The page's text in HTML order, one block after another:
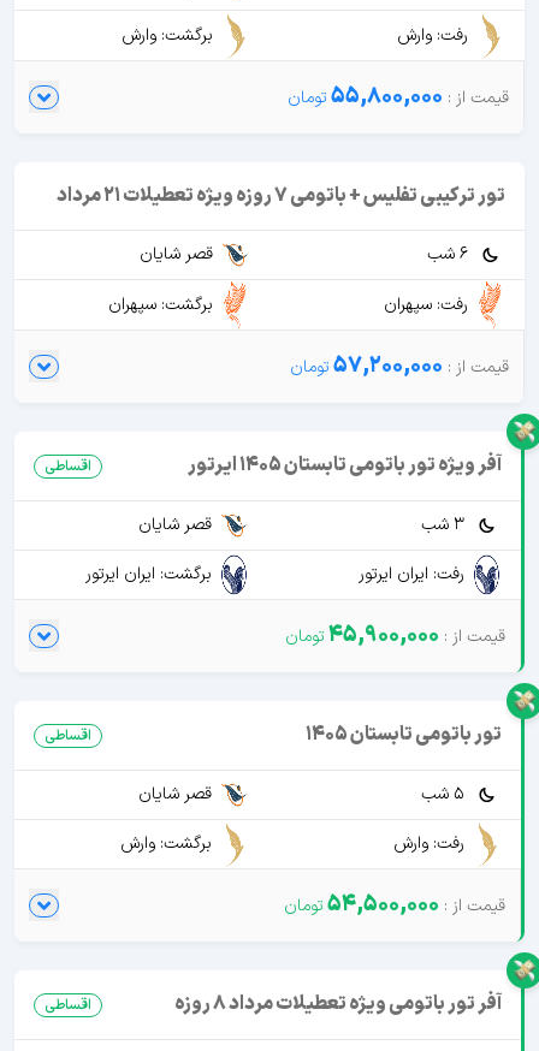
رفت: وارش
برگشت: وارش
55,800,000
تور ترکیبی تفلیس + باتومی 7 روزه ویژه تعطیلات 21 مرداد
6 شب
قصر شایان
رفت: سپهران
برگشت: سپهران
57,200,000
آفر ویژه تور باتومی تابستان 1405 ایرتور اقساطی
3 شب
قصر شایان
رفت: ایران ایرتور
برگشت: ایران ایرتور
45,900,000
تور باتومی تابستان 1405 اقساطی
5 شب
قصر شایان
رفت: وارش
برگشت: وارش
54,500,000
آفر تور باتومی ویژه تعطیلات مرداد 8 روزه اقساطی